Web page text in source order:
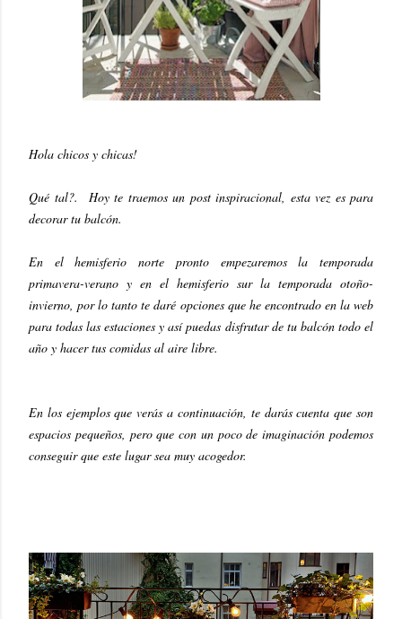
Hola chicos y chicas!
Qué tal?. Hoy te traemos un post inspiracional, esta vez es para
decorar tu balcón.
En el hemisferio norte pronto empezaremos la temporada
primavera-verano y en el hemisferio sur la temporada otoño-
invierno, por lo tanto te daré opciones que he encontrado en la web
para todas las estaciones y así puedas disfrutar de tu balcón todo el
año y hacer tus comidas al aire libre.
En los ejemplos que verás a continuación, te darás cuenta que son
espacios pequeños, pero que con un poco de imaginación podemos
conseguir que este lugar sea muy acogedor.